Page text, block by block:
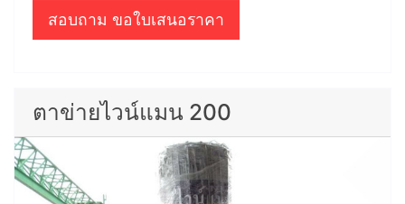
สอบถาม ขอใบเสนอราคา
ตาข่ายไวน์แมน 200